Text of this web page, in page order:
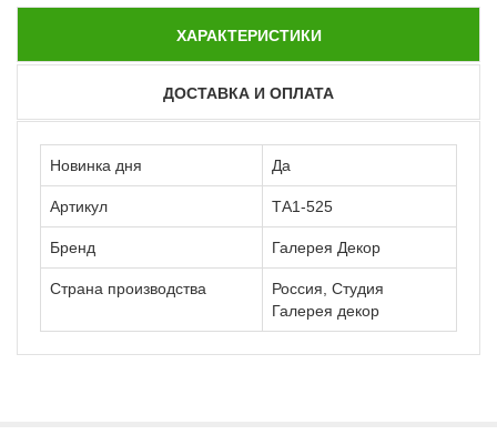
ХАРАКТЕРИСТИКИ
ДОСТАВКА И ОПЛАТА
Новинка дня Да
Артикул ТА1-525
Бренд Галерея Декор
Страна производства
Россия, Студия
Галерея декор